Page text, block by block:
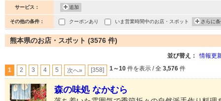
サービス： 追加
その他の条件： クーポンあり いま営業時間中のお店・スポット さらに
熊本県のお店・スポット (3576 件)
並び替え： 情報更
1 2 3 4 5 次へ» [358] 1～10 件を表示 / 全 3,576 件
森の味処 なかむら